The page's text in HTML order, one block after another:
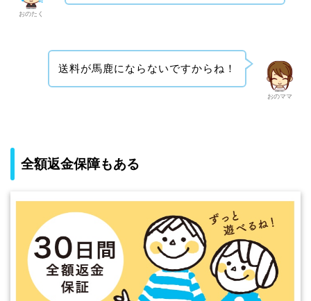
おのたく
おのママ
送料が馬鹿にならないですからね！
全額返金保障もある